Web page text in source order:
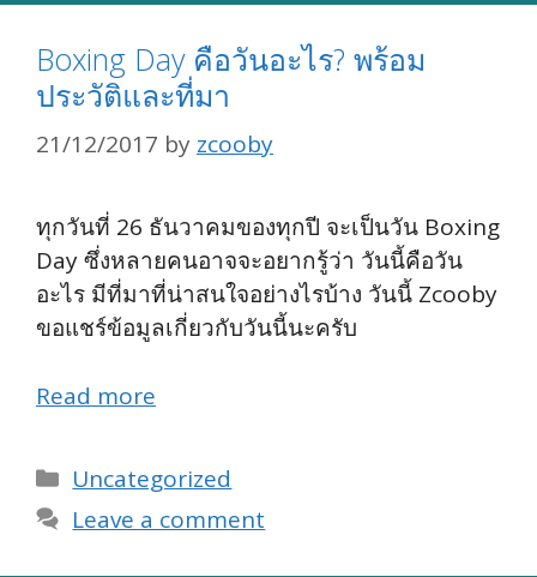
Boxing Day คือวันอะไร? พร้อม
ประวัติและที่มา
21/12/2017 by zcooby
ทุกวันที่ 26 ธันวาคมของทุกปี จะเป็นวัน Boxing
Day ซึ่งหลายคนอาจจะอยากรู้ว่า วันนี้คือวัน
อะไร มีที่มาที่น่าสนใจอย่างไรบ้าง วันนี้ Zcooby
ขอแชร์ข้อมูลเกี่ยวกับวันนี้นะครับ
Read more
Categories
Uncategorized
Leave a comment